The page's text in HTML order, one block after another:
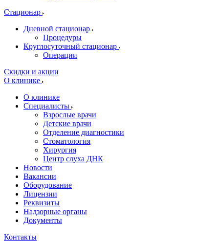
Стационар
Дневной стационар
Процедуры
Круглосуточный стационар
Операции
Скидки и акции
О клинике
О клинике
Специалисты
Взрослые врачи
Детские врачи
Отделение диагностики
Стоматология
Хирургия
Центр слуха ДНК
Новости
Вакансии
Оборудование
Лицензии
Реквизиты
Надзорные органы
Документы
Контакты